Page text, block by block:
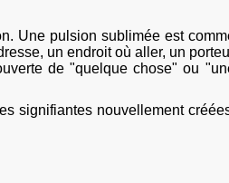
Une pulsion sublimée est
un endroit où aller, un
de "quelque chose" ou
signifiantes nouvellement